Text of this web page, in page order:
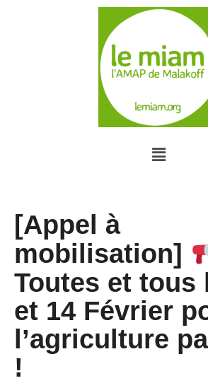
[Appel à
mobilisation]
Toutes et tous
et 14 Février
l’agriculture
!